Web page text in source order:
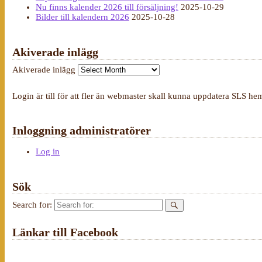
Nu finns kalender 2026 till försäljning! 2025-10-29
Bilder till kalendern 2026 2025-10-28
Akiverade inlägg
Akiverade inlägg
Login är till för att fler än webmaster skall kunna uppdatera SLS
Inloggning administratörer
Log in
Sök
Search for:
Länkar till Facebook